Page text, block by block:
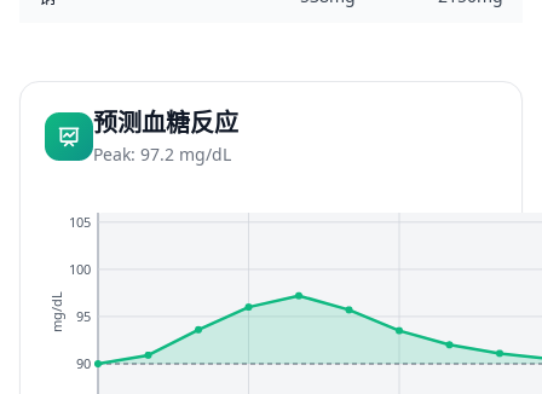
预测血糖反应
Peak: 97.2 mg/dL
90
95
100
105
mg/dL